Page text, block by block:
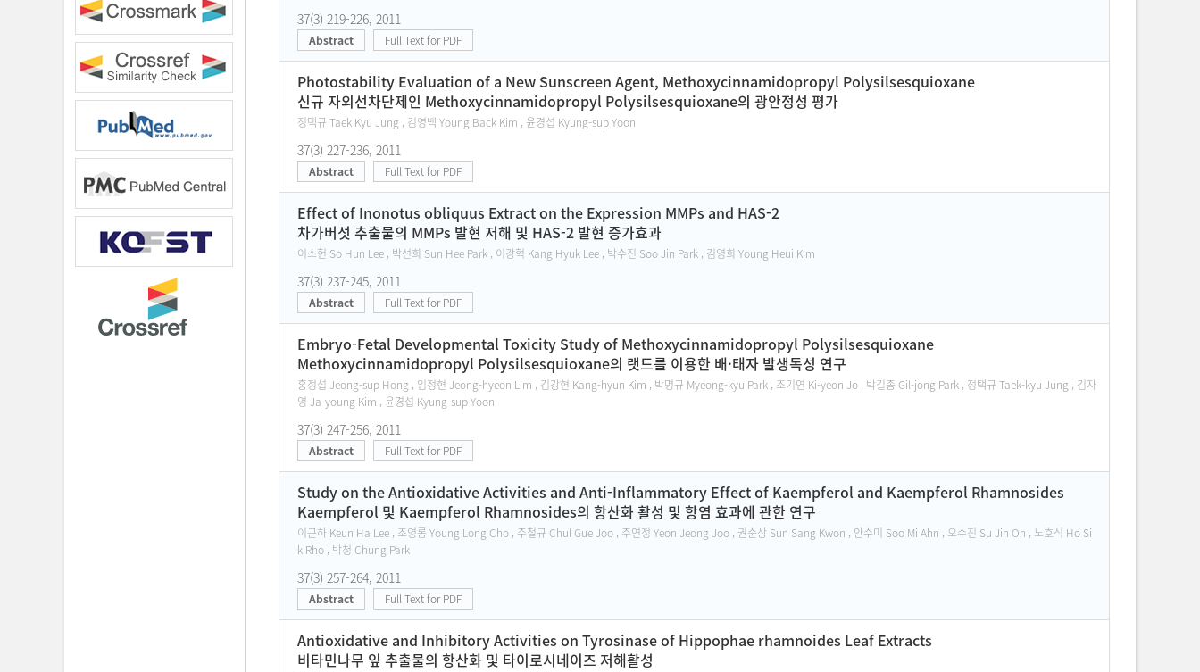
37(3) 219-226, 2011
Abstract Full Text for PDF
Photostability Evaluation of a New Sunscreen Agent, Methoxycinnamidopropyl Polysilsesquioxane
신규 자외선차단제인 Methoxycinnamidopropyl Polysilsesquioxane의 광안정성 평가
정택규 Taek Kyu Jung , 김영백 Young Back Kim , 윤경섭 Kyung-sup Yoon
37(3) 227-236, 2011
Abstract Full Text for PDF
Effect of Inonotus obliquus Extract on the Expression MMPs and HAS-2
차가버섯 추출물의 MMPs 발현 저해 및 HAS-2 발현 증가효과
이소헌 So Hun Lee , 박선희 Sun Hee Park , 이강혁 Kang Hyuk Lee , 박수진 Soo Jin Park , 김영희 Young Heui Kim
37(3) 237-245, 2011
Abstract Full Text for PDF
Embryo-Fetal Developmental Toxicity Study of Methoxycinnamidopropyl Polysilsesquioxane
Methoxycinnamidopropyl Polysilsesquioxane의 랫드를 이용한 배·태자 발생독성 연구
홍정섭 Jeong-sup Hong , 임정현 Jeong-hyeon Lim , 김강현 Kang-hyun Kim , 박명규 Myeong-kyu Park , 조기연 Ki-yeon Jo , 박길종 Gil-jong Park , 정택규 Taek-kyu Jung , 김자
영 Ja-young Kim , 윤경섭 Kyung-sup Yoon
37(3) 247-256, 2011
Abstract Full Text for PDF
Study on the Antioxidative Activities and Anti-Inflammatory Effect of Kaempferol and Kaempferol Rhamnosides
Kaempferol 및 Kaempferol Rhamnosides의 항산화 활성 및 항염 효과에 관한 연구
이근하 Keun Ha Lee , 조영롱 Young Long Cho , 주철규 Chul Gue Joo , 주연정 Yeon Jeong Joo , 권순상 Sun Sang Kwon , 안수미 Soo Mi Ahn , 오수진 Su Jin Oh , 노호식 Ho Si
k Rho , 박청 Chung Park
37(3) 257-264, 2011
Abstract Full Text for PDF
Antioxidative and Inhibitory Activities on Tyrosinase of Hippophae rhamnoides Leaf Extracts
비타민나무 잎 추출물의 항산화 및 타이로시네이즈 저해활성